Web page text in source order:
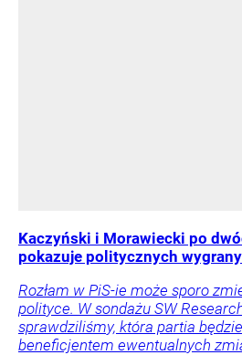
Kaczyński i Morawiecki po
pokazuje politycznych
Rozłam w PiS-ie może sporo
polityce. W sondażu SW
sprawdziliśmy, która partia
beneficjentem ewentualnych